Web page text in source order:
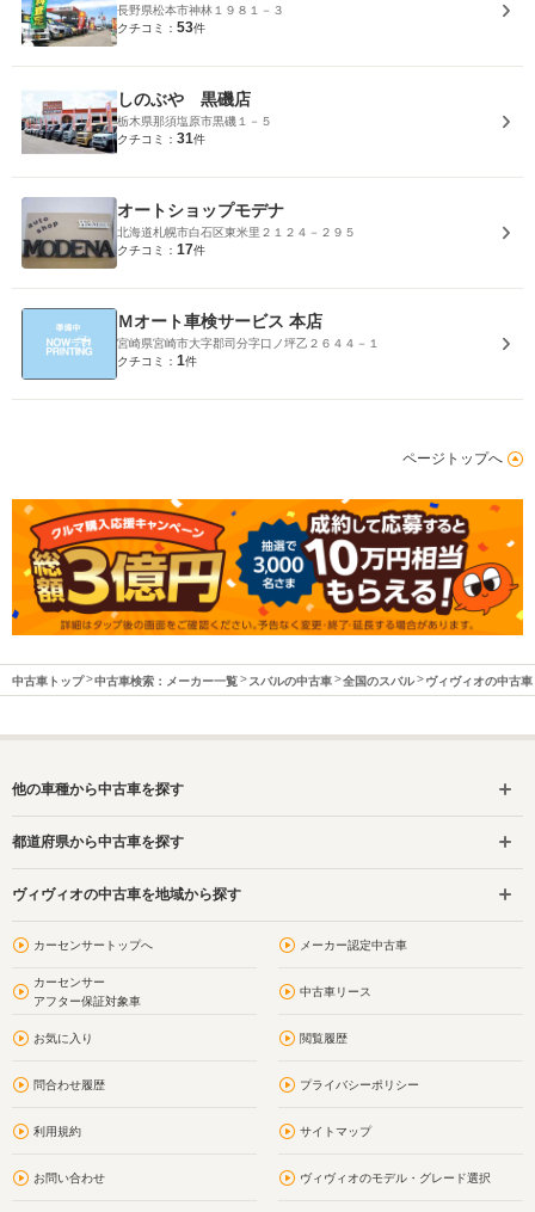
長野県松本市神林１９８１－３
クチコミ： 53件
しのぶや 黒磯店
栃木県那須塩原市黒磯１－５
クチコミ： 31件
オートショップモデナ
北海道札幌市白石区東米里２１２４－２９５
クチコミ： 17件
Ｍオート車検サービス 本店
宮崎県宮崎市大字郡司分字口ノ坪乙２６４４－１
クチコミ： 1件
ページトップへ
中古車トップ 中古車検索：メーカー一覧 スバルの中古車 全国のスバル ヴィヴィオの中古車
他の車種から中古車を探す
都道府県から中古車を探す
ヴィヴィオの中古車を地域から探す
カーセンサートップへ メーカー認定中古車
カーセンサー
アフター保証対象車
中古車リース
お気に入り 閲覧履歴
問合わせ履歴 プライバシーポリシー
利用規約 サイトマップ
お問い合わせ ヴィヴィオのモデル・グレード選択